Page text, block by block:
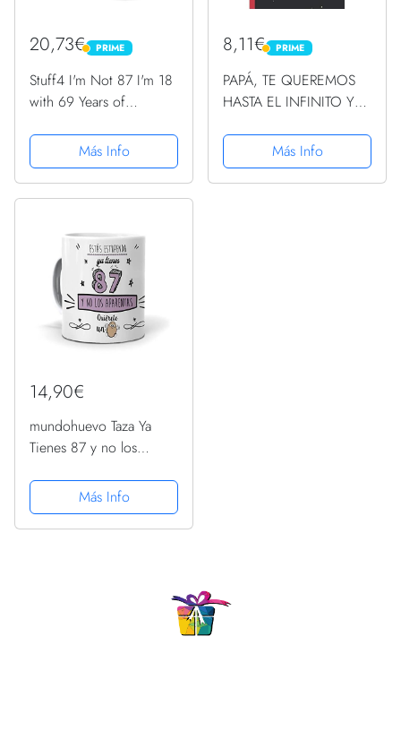
20,73€ PRIME
PRIME
Stuff4 I'm Not 87 I'm 18
with 69 Years of
cerámica 11 oz, aptas
lavavajillas, regalos
broma mujeres hombres,
mujeres,...
Más Info
8,11€ PRIME
PRIME
PAPÁ, TE QUEREMOS
HASTA EL INFINITO Y
6" X 9".120 Pgs. DIA
DEL PADRE,
CUADERNO DE
Más Info
14,90€
mundohuevo Taza Ya
Tienes 87 y no los
AAA - 350 ml.
Más Info